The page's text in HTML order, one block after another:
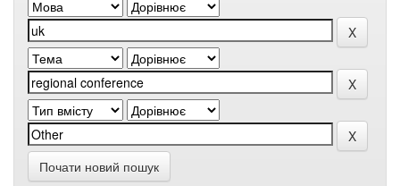
Почати новий пошук